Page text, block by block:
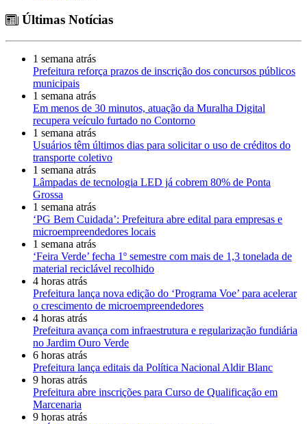
Últimas Notícias
1 semana atrás
Prefeitura reforça prazos de inscrição dos concursos públicos
municipais
1 semana atrás
Em menos de 30 minutos, atuação da Muralha Digital
recupera veículo furtado no Contorno
1 semana atrás
Usuários têm últimos dias para solicitar o uso de créditos do
transporte coletivo
1 semana atrás
Lâmpadas de tecnologia LED já cobrem 80% de Ponta
Grossa
1 semana atrás
‘PG Bem Cuidada’: Prefeitura abre edital para empresas e
microempreendedores locais
1 semana atrás
‘Feira Verde’ fecha 1º semestre com mais de 1,3 tonelada de
material reciclável recolhido
4 horas atrás
Prefeitura lança nova edição do ‘Programa Voe’ para acelerar
o crescimento de microempreendedores
4 horas atrás
Prefeitura avança com infraestrutura e regularização fundiária
no Jardim Ouro Verde
6 horas atrás
Prefeitura lança editais da Política Nacional Aldir Blanc
9 horas atrás
Prefeitura abre inscrições para Curso de Qualificação em
Marcenaria
9 horas atrás